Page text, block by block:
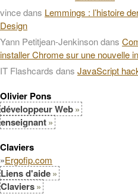
vincedans Lemmings : l’histoire
Design
Yann Petitjean-Jenkinsondans
installer Chrome sur une nouvelle
IT Flashcards dans JavaScript
Olivier Pons
développeur Web
enseignant
Claviers
»Ergofip.com
Liens d'aide
Claviers